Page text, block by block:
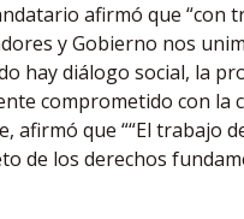
afirmó que “con
y Gobierno nos
hay diálogo social, la
comprometido con la
afirmó que ““El trabajo
de los derechos